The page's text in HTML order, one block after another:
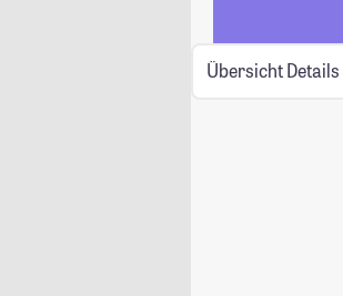
Übersicht Details